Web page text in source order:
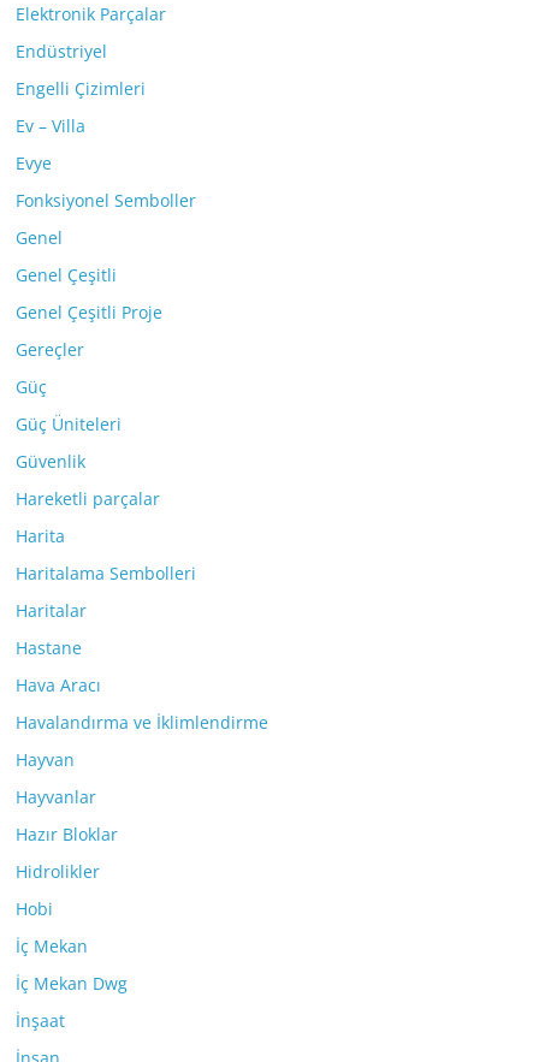
Elektronik Parçalar
Endüstriyel
Engelli Çizimleri
Ev – Villa
Evye
Fonksiyonel Semboller
Genel
Genel Çeşitli
Genel Çeşitli Proje
Gereçler
Güç
Güç Üniteleri
Güvenlik
Hareketli parçalar
Harita
Haritalama Sembolleri
Haritalar
Hastane
Hava Aracı
Havalandırma ve İklimlendirme
Hayvan
Hayvanlar
Hazır Bloklar
Hidrolikler
Hobi
İç Mekan
İç Mekan Dwg
İnşaat
İnsan